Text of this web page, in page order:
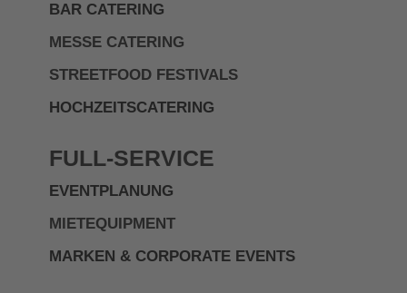
BAR CATERING
MESSE CATERING
STREETFOOD FESTIVALS
HOCHZEITSCATERING
FULL-SERVICE
EVENTPLANUNG
MIETEQUIPMENT
MARKEN & CORPORATE EVENTS